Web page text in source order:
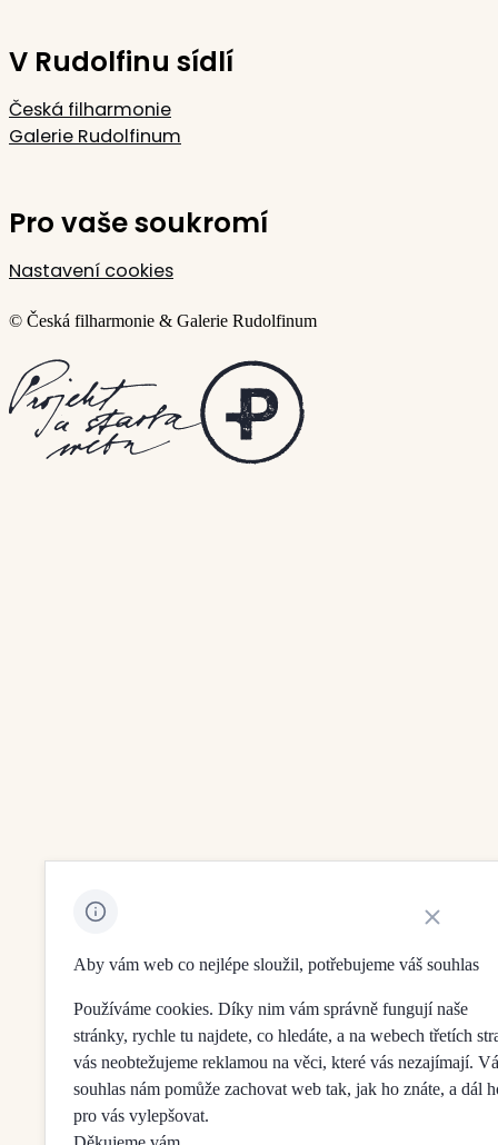
V Rudolfinu sídlí
Česká filharmonie
Galerie Rudolfinum
Pro vaše soukromí
Nastavení cookies
© Česká filharmonie & Galerie Rudolfinum
Vytvořilo
Aby vám web co nejlépe sloužil, potřebujeme váš souhlas
Používáme cookies. Díky nim vám správně fungují naše
stránky, rychle tu najdete, co hledáte, a na webech třetích
vás neobtežujeme reklamou na věci, které vás nezajímají.
souhlas nám pomůže zachovat web tak, jak ho znáte, a dál
pro vás vylepšovat.
Zavřít